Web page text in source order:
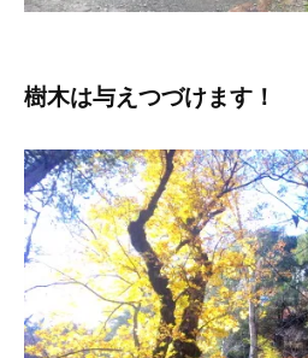
樹木は与えつづけます！